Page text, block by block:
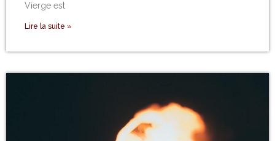
Vierge est
Lire la suite »